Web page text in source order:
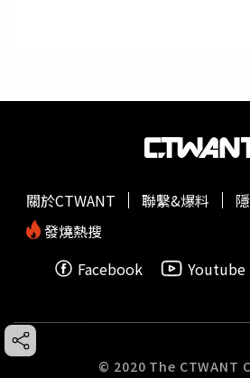
關於CTWANT 聯繫&爆料
發燒熱搜
Facebook
Youtube
© 2020 The CTWANT